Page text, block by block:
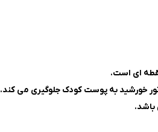
خورشید به پوست کودک جلوگیری می کند.
باشد.